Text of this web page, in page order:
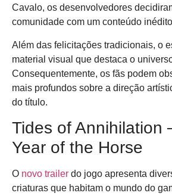
Cavalo, os desenvolvedores
comunidade com um conteúdo
Além das felicitações tradicionais, o
material visual que destaca o
Consequentemente, os fãs podem
mais profundos sobre a direção
do título.
Tides of Annihilation
Year of the Horse
O novo trailer do jogo apresenta
criaturas que habitam o mundo do